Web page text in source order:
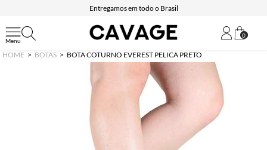
Entregamos em todo o Brasil
0
HOME BOTAS BOTA COTURNO EVEREST PELICA PRETO